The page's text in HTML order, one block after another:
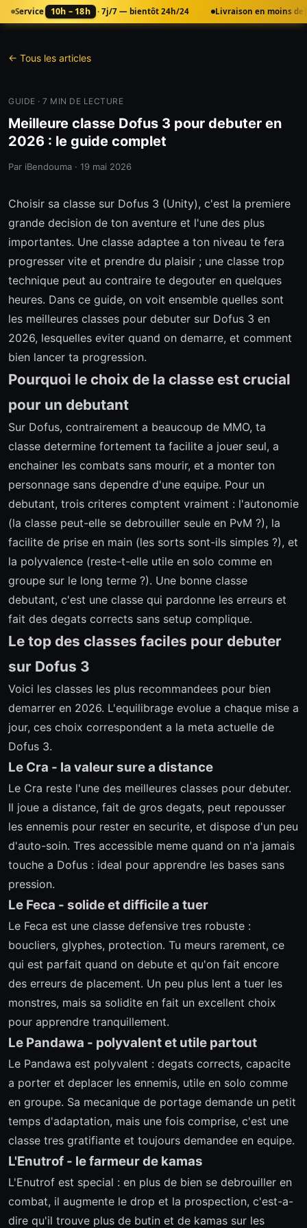
Service 10h – 18h · 7j/7 — bientôt 24h/24 Livraison en moins de
← Tous les articles
GUIDE · 7 MIN DE LECTURE
Meilleure classe Dofus 3 pour debuter en
2026 : le guide complet
Par iBendouma · 19 mai 2026
Choisir sa classe sur Dofus 3 (Unity), c'est la premiere
grande decision de ton aventure et l'une des plus
importantes. Une classe adaptee a ton niveau te fera
progresser vite et prendre du plaisir ; une classe trop
technique peut au contraire te degouter en quelques
heures. Dans ce guide, on voit ensemble quelles sont
les meilleures classes pour debuter sur Dofus 3 en
2026, lesquelles eviter quand on demarre, et comment
bien lancer ta progression.
Pourquoi le choix de la classe est crucial
pour un debutant
Sur Dofus, contrairement a beaucoup de MMO, ta
classe determine fortement ta facilite a jouer seul, a
enchainer les combats sans mourir, et a monter ton
personnage sans dependre d'une equipe. Pour un
debutant, trois criteres comptent vraiment : l'autonomie
(la classe peut-elle se debrouiller seule en PvM ?), la
facilite de prise en main (les sorts sont-ils simples ?), et
la polyvalence (reste-t-elle utile en solo comme en
groupe sur le long terme ?). Une bonne classe
debutant, c'est une classe qui pardonne les erreurs et
fait des degats corrects sans setup complique.
Le top des classes faciles pour debuter
sur Dofus 3
Voici les classes les plus recommandees pour bien
demarrer en 2026. L'equilibrage evolue a chaque mise a
jour, ces choix correspondent a la meta actuelle de
Dofus 3.
Le Cra - la valeur sure a distance
Le Cra reste l'une des meilleures classes pour debuter.
Il joue a distance, fait de gros degats, peut repousser
les ennemis pour rester en securite, et dispose d'un peu
d'auto-soin. Tres accessible meme quand on n'a jamais
touche a Dofus : ideal pour apprendre les bases sans
pression.
Le Feca - solide et difficile a tuer
Le Feca est une classe defensive tres robuste :
boucliers, glyphes, protection. Tu meurs rarement, ce
qui est parfait quand on debute et qu'on fait encore
des erreurs de placement. Un peu plus lent a tuer les
monstres, mais sa solidite en fait un excellent choix
pour apprendre tranquillement.
Le Pandawa - polyvalent et utile partout
Le Pandawa est polyvalent : degats corrects, capacite
a porter et deplacer les ennemis, utile en solo comme
en groupe. Sa mecanique de portage demande un petit
temps d'adaptation, mais une fois comprise, c'est une
classe tres gratifiante et toujours demandee en equipe.
L'Enutrof - le farmeur de kamas
L'Enutrof est special : en plus de bien se debrouiller en
combat, il augmente le drop et la prospection, c'est-a-
dire qu'il trouve plus de butin et de kamas sur les